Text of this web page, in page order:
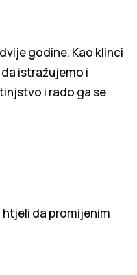
godine. Kao klinci
istražujemo i
i rado ga se
da promijenim